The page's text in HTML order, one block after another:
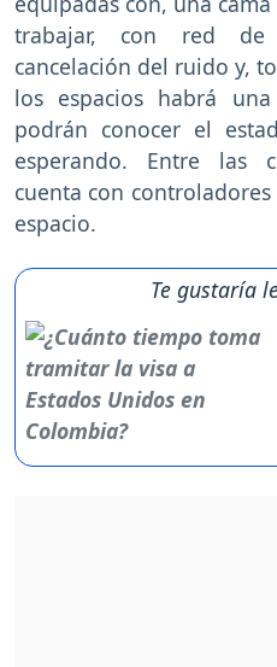
trabajar, con red de
cancelación del ruido y,
los espacios habrá
podrán conocer el
esperando. Entre las
cuenta con
espacio.
Te gustaría